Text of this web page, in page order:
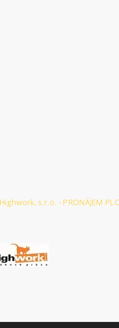
Highwork, s.r.o. - PRONÁJEM